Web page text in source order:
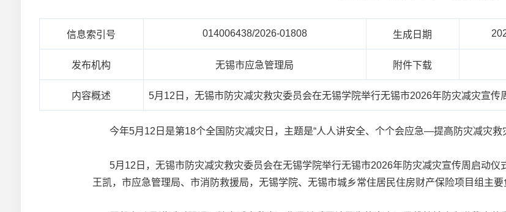
信息索引号 014006438/2026-01808 生成日期
发布机构 无锡市应急管理局 附件下载
内容概述 5月12日，无锡市防灾减灾救灾委员会在无锡学院举行无锡市2026年防灾减灾宣传
今年5月12日是第18个全国防灾减灾日，主题是“人人讲安全、个个会应急—提高防灾减灾救
5月12日，无锡市防灾减灾救灾委员会在无锡学院举行无锡市2026年防灾减灾宣传周启动仪
王凯，市应急管理局、市消防救援局，无锡学院、无锡市城乡常住居民住房财产保险项目组主